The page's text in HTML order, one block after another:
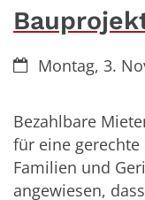
Datum:Montag, 3.
Bezahlbare
für eine gerechte
Familien und
angewiesen,